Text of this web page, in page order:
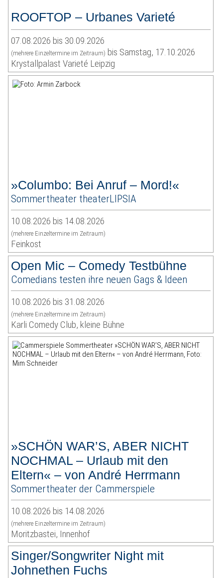
ROOFTOP – Urbanes Varieté
07.08.2026 bis 30.09.2026
(mehrere Einzeltermine im Zeitraum) bis Samstag, 17.10.2026
Krystallpalast Varieté Leipzig
»Columbo: Bei Anruf – Mord!«
Sommertheater theaterLIPSIA
10.08.2026 bis 14.08.2026
(mehrere Einzeltermine im Zeitraum)
Feinkost
Open Mic – Comedy Testbühne
Comedians testen ihre neuen Gags & Ideen
10.08.2026 bis 31.08.2026
(mehrere Einzeltermine im Zeitraum)
Karli Comedy Club, kleine Bühne
»SCHÖN WAR’S, ABER NICHT
NOCHMAL – Urlaub mit den
Eltern« – von André Herrmann
Sommertheater der Cammerspiele
10.08.2026 bis 14.08.2026
(mehrere Einzeltermine im Zeitraum)
Moritzbastei, Innenhof
Singer/Songwriter Night mit
Johnethen Fuchs